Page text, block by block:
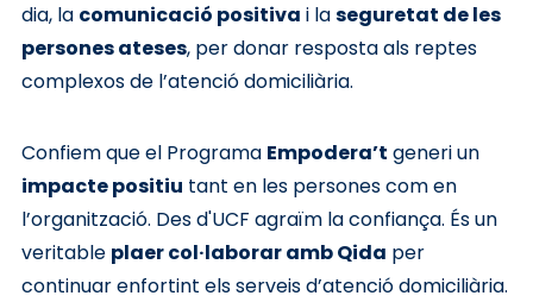
dia, la comunicació positiva i laseguretat de les
persones ateses, per donar resposta als reptes
complexos de l’atenció domiciliària.
Confiem que el Programa Empodera’t generi un
impacte positiu tant en les persones com en
l’organització. Des d'UCF agraïm la confiança. És un
veritable plaer col·laborar amb Qida per
continuar enfortint els serveis d’atenció domiciliària.